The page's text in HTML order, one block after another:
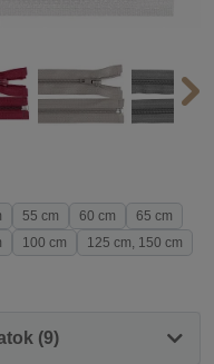
55 cm 60 cm
65 cm
100 cm 125 cm, 150 cm
(9)